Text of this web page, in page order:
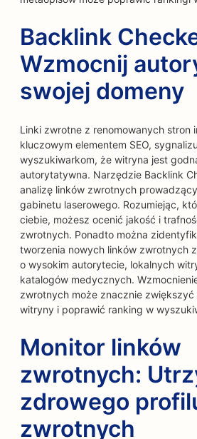
Backlink
Wzmocnij
swojej domeny
Linki zwrotne z renomowanych stron
kluczowym elementem SEO,
wyszukiwarkom, że witryna jest
autorytatywna. Narzędzie Backlink
analizę linków zwrotnych
gabinetu laserowego. Rozumiejąc,
ciebie, możesz ocenić jakość i
zwrotnych. Ponadto można
tworzenia nowych linków zwrotnych
o wysokim autorytecie, lokalnych
katalogów medycznych.
zwrotnych może znacznie
witryny i poprawić ranking w
Monitor linków
zwrotnych:
zdrowego
zwrotnych